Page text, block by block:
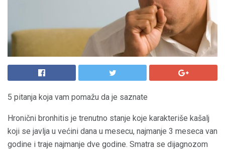
5 pitanja koja vam pomažu da je saznate
Hronični bronhitis je trenutno stanje koje karakteriše kašalj
koji se javlja u većini dana u mesecu, najmanje 3 meseca van
godine i traje najmanje dve godine. Smatra se dijagnozom